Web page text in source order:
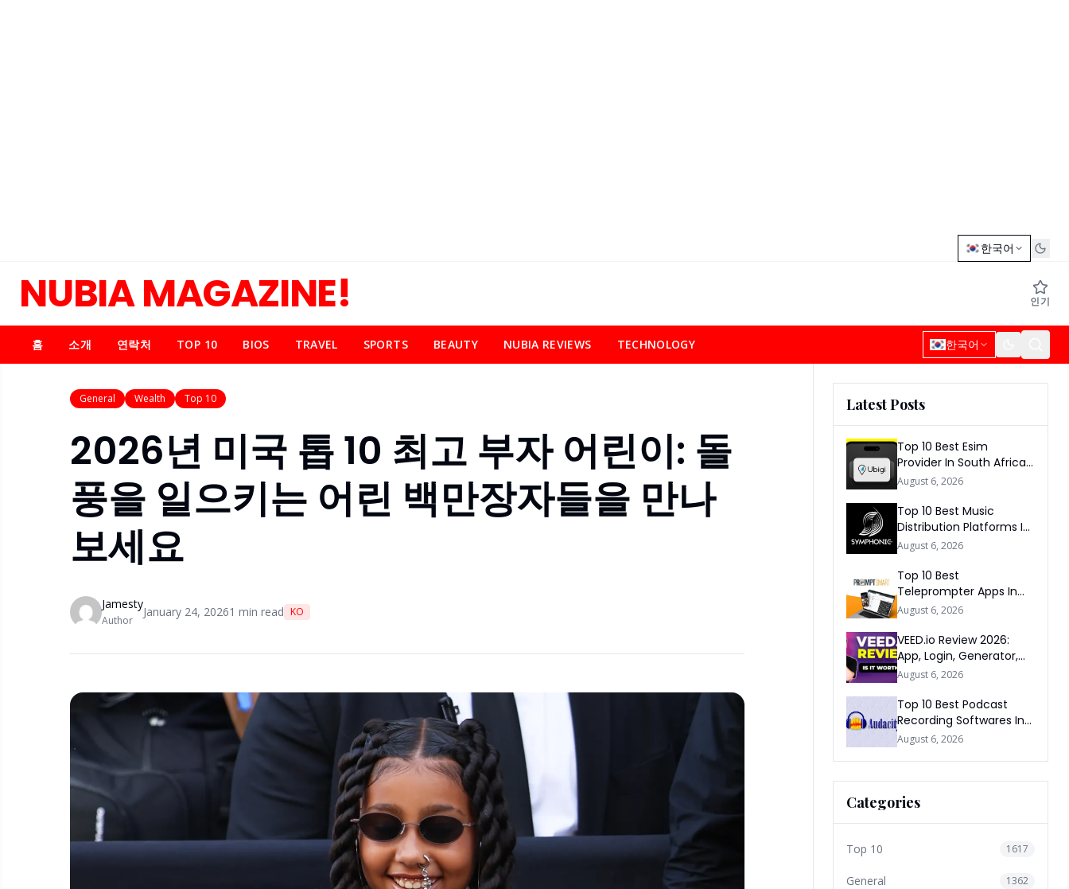
한국어
NUBIA MAGAZINE! 인기
홈 소개 연락처 TOP 10 BIOS TRAVEL SPORTS BEAUTY NUBIA REVIEWS TECHNOLOGY 한국어
General Wealth Top 10
2026년 미국 톱 10 최고 부자 어린이: 돌
풍을 일으키는 어린 백만장자들을 만나
보세요
Jamesty
Author
January 24, 20261 min read KO
Latest Posts
Top 10 Best Esim
Provider In South Africa
2026
August 6, 2026
Top 10 Best Music
Distribution Platforms In
The World 2026
August 6, 2026
Top 10 Best
Teleprompter Apps In
2026
August 6, 2026
VEED.io Review 2026:
App, Login, Generator,
Download, AI & FAQs
August 6, 2026
Top 10 Best Podcast
Recording Softwares In
2026
August 6, 2026
Categories
Top 10 1617
General 1362